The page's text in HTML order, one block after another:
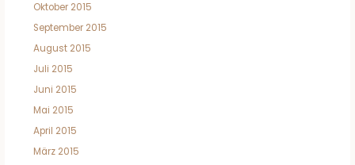
Oktober 2015
September 2015
August 2015
Juli 2015
Juni 2015
Mai 2015
April 2015
März 2015